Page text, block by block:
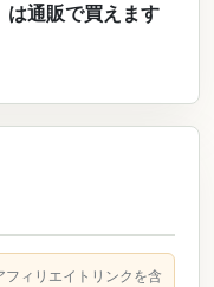
は通販で買えます
ィリエイトリンクを含